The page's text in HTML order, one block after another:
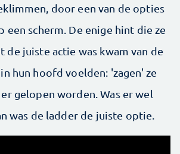
door een van de opties
een scherm. De enige hint die ze
de juiste actie was kwam van de
hun hoofd voelden: 'zagen' ze
gelopen worden. Was er wel
was de ladder de juiste optie.